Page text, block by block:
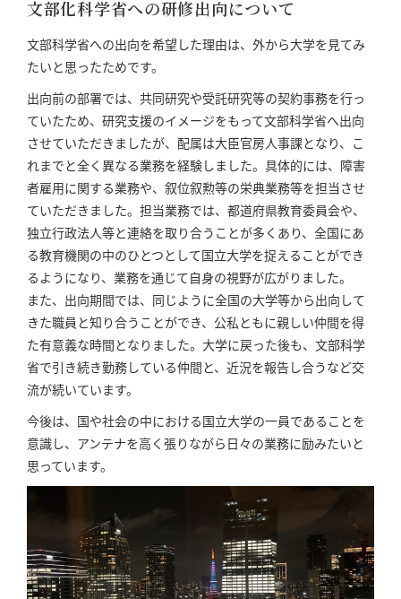
文部化科学省への研修出向について
文部科学省への出向を希望した理由は、外から大学を見てみ
たいと思ったためです。
出向前の部署では、共同研究や受託研究等の契約事務を行っ
ていたため、研究支援のイメージをもって文部科学省へ出向
させていただきましたが、配属は大臣官房人事課となり、こ
れまでと全く異なる業務を経験しました。具体的には、障害
者雇用に関する業務や、叙位叙勲等の栄典業務等を担当させ
ていただきました。担当業務では、都道府県教育委員会や、
独立行政法人等と連絡を取り合うことが多くあり、全国にあ
る教育機関の中のひとつとして国立大学を捉えることができ
るようになり、業務を通じて自身の視野が広がりました。
また、出向期間では、同じように全国の大学等から出向して
きた職員と知り合うことができ、公私ともに親しい仲間を得
た有意義な時間となりました。大学に戻った後も、文部科学
省で引き続き勤務している仲間と、近況を報告し合うなど交
流が続いています。
今後は、国や社会の中における国立大学の一員であることを
意識し、アンテナを高く張りながら日々の業務に励みたいと
思っています。